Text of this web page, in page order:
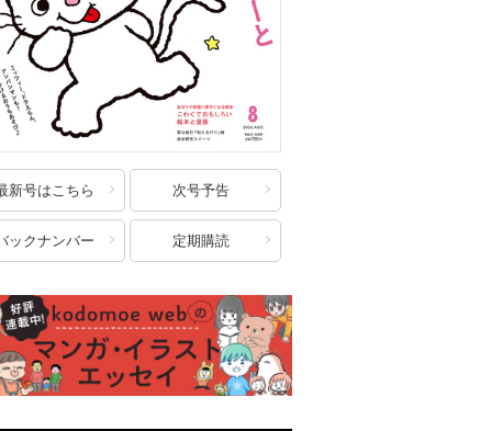
新号はこちら 次号予告
ックナンバー 定期購読